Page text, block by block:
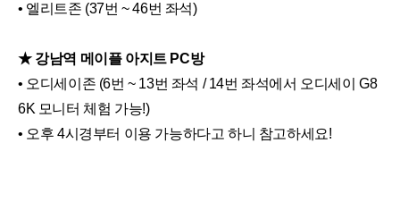
• 엘리트존 (37번 ~ 46번 좌석)
★ 강남역 메이플 아지트 PC방
• 오디세이존 (6번 ~ 13번 좌석 / 14번 좌석에서 오디세이 G8
6K 모니터 체험 가능!)
• 오후 4시경부터 이용 가능하다고 하니 참고하세요!